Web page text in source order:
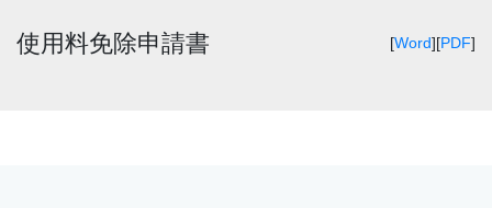
使用料免除申請書 [PDF]
[Word]